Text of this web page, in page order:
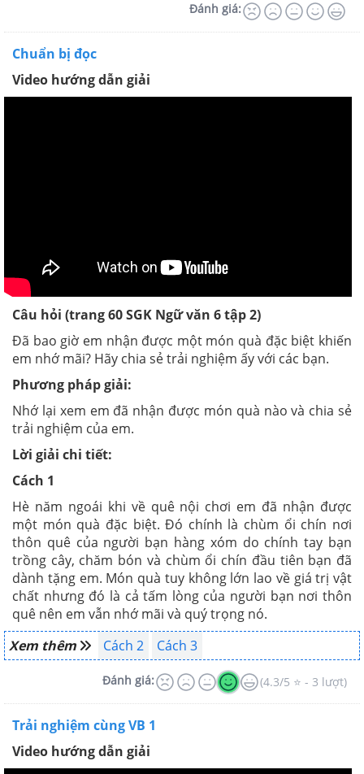
Đánh giá:
Chuẩn bị đọc
Video hướng dẫn giải
Câu hỏi (trang 60 SGK Ngữ văn 6 tập 2)
Đã bao giờ em nhận được một món quà đặc biệt khiến
em nhớ mãi? Hãy chia sẻ trải nghiệm ấy với các bạn.
Phương pháp giải:
Nhớ lại xem em đã nhận được món quà nào và chia sẻ
trải nghiệm của em.
Lời giải chi tiết:
Cách 1
Hè năm ngoái khi về quê nội chơi em đã nhận được
một món quà đặc biệt. Đó chính là chùm ổi chín nơi
thôn quê của người bạn hàng xóm do chính tay bạn
trồng cây, chăm bón và chùm ổi chín đầu tiên bạn đã
dành tặng em. Món quà tuy không lớn lao về giá trị vật
chất nhưng đó là cả tấm lòng của người bạn nơi thôn
quê nên em vẫn nhớ mãi và quý trọng nó.
Xem thêm
Cách 2 Cách 3
Đánh giá: (4.3/5 ⭐ - 3 lượt)
Trải nghiệm cùng VB 1
Video hướng dẫn giải